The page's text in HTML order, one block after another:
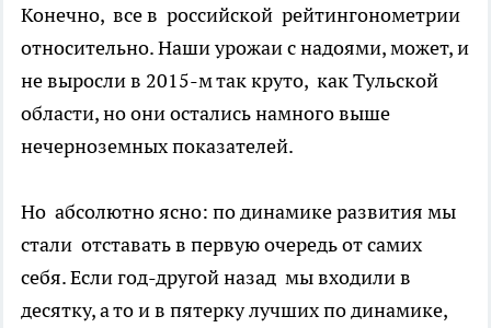
Конечно, все в российской рейтингонометрии
относительно. Наши урожаи с надоями, может, и
не выросли в 2015-м так круто, как Тульской
области, но они остались намного выше
нечерноземных показателей.
Но абсолютно ясно: по динамике развития мы
стали отставать в первую очередь от самих
себя. Если год-другой назад мы входили в
десятку, а то и в пятерку лучших по динамике,